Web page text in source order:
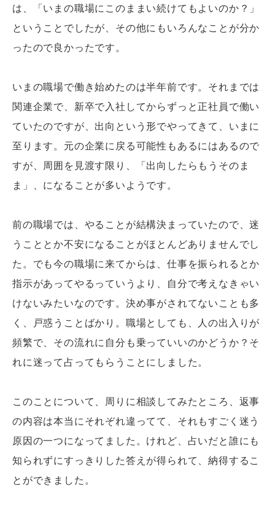
は、「いまの職場にこのままい続けてもよいのか？」
ということでしたが、その他にもいろんなことが分か
ったので良かったです。
いまの職場で働き始めたのは半年前です。それまでは
関連企業で、新卒で入社してからずっと正社員で働い
ていたのですが、出向という形でやってきて、いまに
至ります。元の企業に戻る可能性もあるにはあるので
すが、周囲を見渡す限り、「出向したらもうそのま
ま」、になることが多いようです。
前の職場では、やることが結構決まっていたので、迷
うこととか不安になることがほとんどありませんでし
た。でも今の職場に来てからは、仕事を振られるとか
指示があってやるっていうより、自分で考えなきゃい
けないみたいなのです。決め事がされてないことも多
く、戸惑うことばかり。職場としても、人の出入りが
頻繁で、その流れに自分も乗っていいのかどうか？そ
れに迷って占ってもらうことにしました。
このことについて、周りに相談してみたところ、返事
の内容は本当にそれぞれ違ってて、それもすごく迷う
原因の一つになってました。けれど、占いだと誰にも
知られずにすっきりした答えが得られて、納得するこ
とができました。